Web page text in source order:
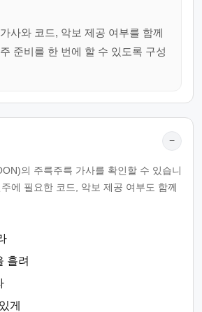
사와 코드, 악보 제공 여부를 함께
준비를 한 번에 할 수 있도록 구성
−
의 주륵주륵 가사를 확인할 수 있습니
에 필요한 코드, 악보 제공 여부도 함께
흘려
게